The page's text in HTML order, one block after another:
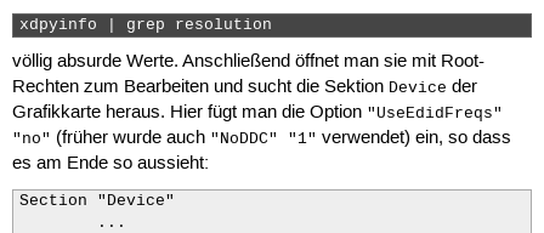
xdpyinfo | grep resolution
völlig absurde Werte. Anschließend öffnet man sie mit Root-
Rechten zum Bearbeiten und sucht die Sektion Device der
Grafikkarte heraus. Hier fügt man die Option "UseEdidFreqs"
"no" (früher wurde auch "NoDDC" "1" verwendet) ein, so dass
es am Ende so aussieht:
Section "Device"
        ...